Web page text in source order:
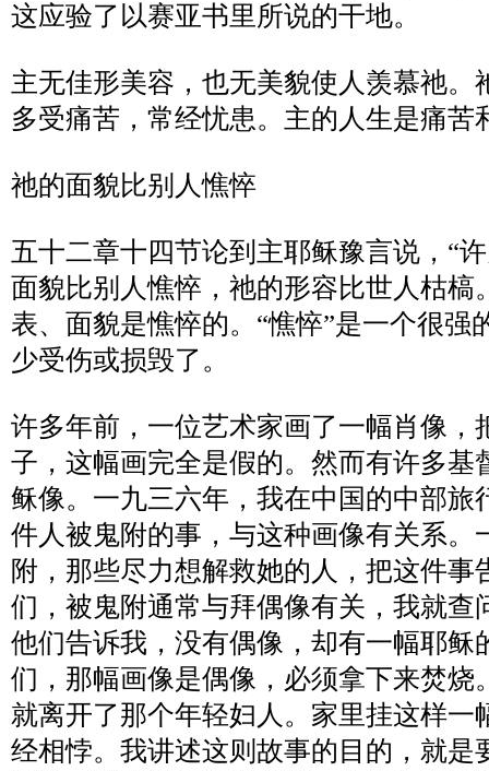
这应验了以赛亚书里所说的干地。
主无佳形美容，也无美貌使人羡慕祂。
多受痛苦，常经忧患。主的人生是痛苦
祂的面貌比别人憔悴
五十二章十四节论到主耶稣豫言说， “
面貌比别人憔悴，祂的形容比世人枯槁
表、面貌是憔悴的。 “憔悴”是一个很强
少受伤或损毁了。
许多年前，一位艺术家画了一幅肖像，
子，这幅画完全是假的。然而有许多基
稣像。一九三六年，我在中国的中部旅
件人被鬼附的事，与这种画像有关系。
附，那些尽力想解救她的人，把这件事
们，被鬼附通常与拜偶像有关，我就查
他们告诉我，没有偶像，却有一幅耶稣
们，那幅画像是偶像，必须拿下来焚烧
就离开了那个年轻妇人。家里挂这样一
经相悖。我讲述这则故事的目的，就是